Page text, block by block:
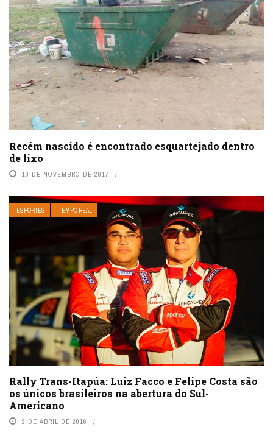
Recém nascido é encontrado esquartejado dentro
de lixo
10 DE NOVEMBRO DE 2017
ESPORTES TEMPO REAL
Rally Trans-Itapúa: Luiz Facco e Felipe Costa são
os únicos brasileiros na abertura do Sul-
Americano
2 DE ABRIL DE 2016